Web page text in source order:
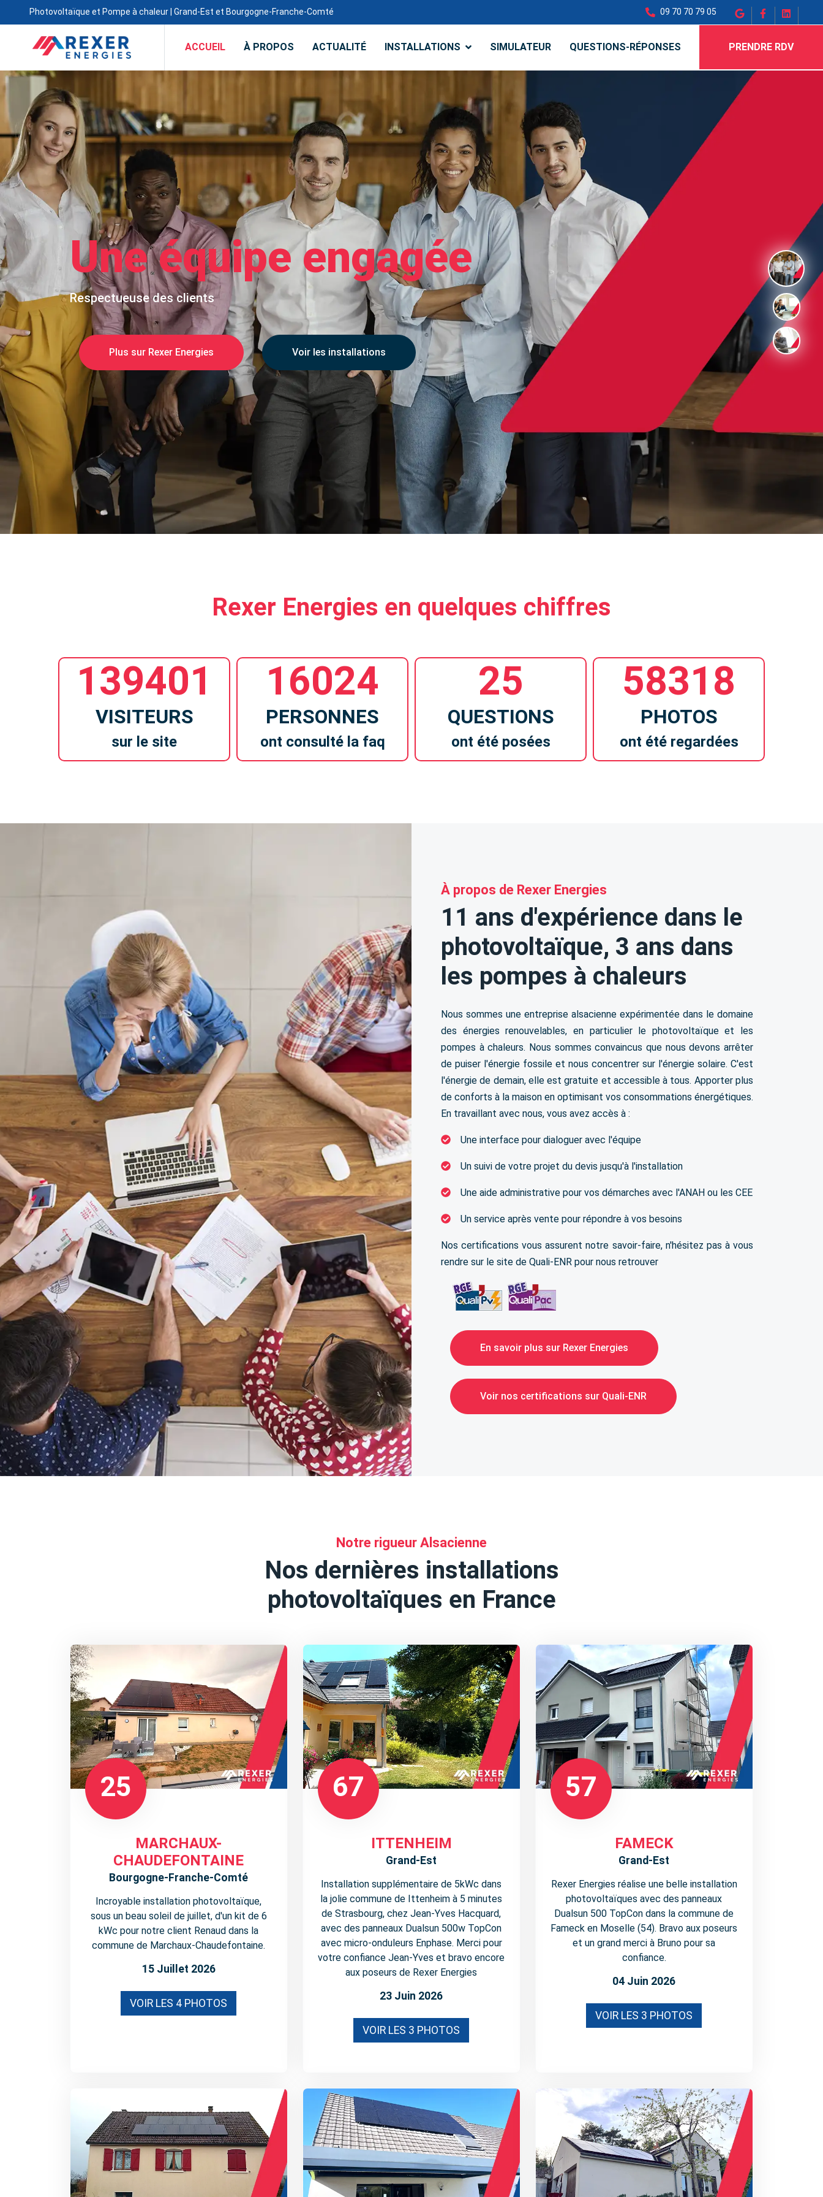
Photovoltaïque et Pompe à chaleur | Grand-Est et Bourgogne-Franche-Comté 09 70 70 79 05
ACCUEIL À PROPOS ACTUALITÉ INSTALLATIONS SIMULATEUR QUESTIONS-RÉPONSES PRENDRE RDV
Un devis
Gratuit et sans engagement
Demander un devis Voir les installations
Rexer Energies en quelques chiffres
139401
VISITEURS
sur le site
16024
PERSONNES
ont consulté la faq
25
QUESTIONS
ont été posées
58318
PHOTOS
ont été regardées
À propos de Rexer Energies
11 ans d'expérience dans le
photovoltaïque, 3 ans dans
les pompes à chaleurs
Nous sommes une entreprise alsacienne expérimentée dans le domaine
des énergies renouvelables, en particulier le photovoltaïque et les
pompes à chaleurs. Nous sommes convaincus que nous devons arrêter
de puiser l'énergie fossile et nous concentrer sur l'énergie solaire. C'est
l'énergie de demain, elle est gratuite et accessible à tous. Apporter plus
de conforts à la maison en optimisant vos consommations énergétiques.
En travaillant avec nous, vous avez accès à :
Une interface pour dialoguer avec l'équipe
Un suivi de votre projet du devis jusqu'à l'installation
Une aide administrative pour vos démarches avec l'ANAH ou les CEE
Un service après vente pour répondre à vos besoins
Nos certifications vous assurent notre savoir-faire, n'hésitez pas à vous
rendre sur le site de Quali-ENR pour nous retrouver
En savoir plus sur Rexer Energies
Voir nos certifications sur Quali-ENR
Notre rigueur Alsacienne
Nos dernières installations
photovoltaïques en France
25
MARCHAUX-
CHAUDEFONTAINE
Bourgogne-Franche-Comté
Incroyable installation photovoltaïque,
sous un beau soleil de juillet, d'un kit de 6
kWc pour notre client Renaud dans la
commune de Marchaux-Chaudefontaine.
15 Juillet 2026
VOIR LES 4 PHOTOS
67
ITTENHEIM
Grand-Est
Installation supplémentaire de 5kWc dans
la jolie commune de Ittenheim à 5 minutes
de Strasbourg, chez Jean-Yves Hacquard,
avec des panneaux Dualsun 500w TopCon
avec micro-onduleurs Enphase. Merci pour
votre confiance Jean-Yves et bravo encore
aux poseurs de Rexer Energies
23 Juin 2026
VOIR LES 3 PHOTOS
57
FAMECK
Grand-Est
Rexer Energies réalise une belle installation
photovoltaïques avec des panneaux
Dualsun 500 TopCon dans la commune de
Fameck en Moselle (54). Bravo aux poseurs
et un grand merci à Bruno pour sa
confiance.
04 Juin 2026
VOIR LES 3 PHOTOS